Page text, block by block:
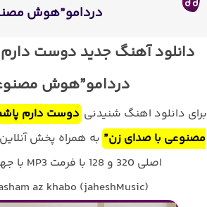
دردامو”هوش
دانلود آهنگ جدید دوست
دردامو”هوش
برای دانلود اهنگ شنیدنی دوست دارم
مصنوعی با صدای زن” به همراه پخش
اصلی 320 و 128 با فرمت MP3 با جهش موزیک ❤️ همراه باشید
az khabo (jaheshMusic)